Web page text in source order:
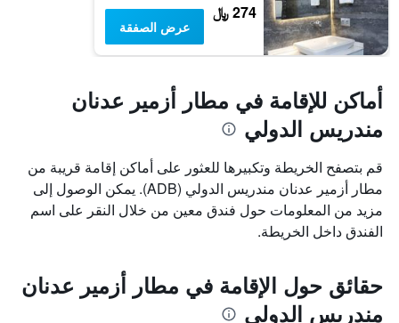
274 ﷼
عرض الصفقة
أماكن للإقامة في مطار أزمير عدنان
مندريس الدولي
قم بتصفح الخريطة وتكبيرها للعثور على أماكن إقامة قريبة من
مطار أزمير عدنان مندريس الدولي (ADB). يمكن الوصول إلى
مزيد من المعلومات حول فندق معين من خلال النقر على اسم
الفندق داخل الخريطة.
حقائق حول الإقامة في مطار أزمير عدنان
مندريس الدولي